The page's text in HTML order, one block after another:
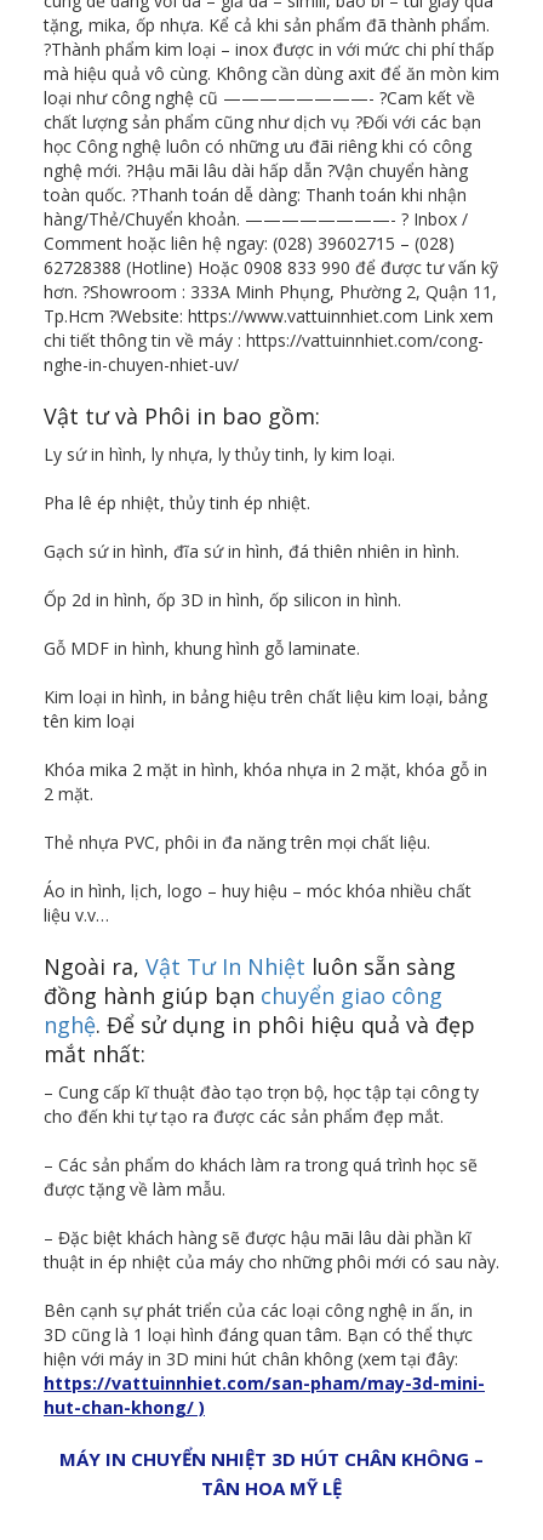
tặng, mika, ốp nhựa. Kể cả khi sản phẩm đã thành phẩm.
?Thành phẩm kim loại – inox được in với mức chi phí thấp
mà hiệu quả vô cùng. Không cần dùng axit để ăn mòn kim
loại như công nghệ cũ ————————- ?Cam kết về
chất lượng sản phẩm cũng như dịch vụ ?Đối với các bạn
học Công nghệ luôn có những ưu đãi riêng khi có công
nghệ mới. ?Hậu mãi lâu dài hấp dẫn ?Vận chuyển hàng
toàn quốc. ?Thanh toán dễ dàng: Thanh toán khi nhận
hàng/Thẻ/Chuyển khoản. ————————- ? Inbox /
Comment hoặc liên hệ ngay: (028) 39602715 – (028)
62728388 (Hotline) Hoặc 0908 833 990 để được tư vấn kỹ
hơn. ?Showroom : 333A Minh Phụng, Phường 2, Quận 11,
Tp.Hcm ?Website: https://www.vattuinnhiet.com Link xem
chi tiết thông tin về máy : https://vattuinnhiet.com/cong-
nghe-in-chuyen-nhiet-uv/
Vật tư và Phôi in bao gồm:
Ly sứ in hình, ly nhựa, ly thủy tinh, ly kim loại.
Pha lê ép nhiệt, thủy tinh ép nhiệt.
Gạch sứ in hình, đĩa sứ in hình, đá thiên nhiên in hình.
Ốp 2d in hình, ốp 3D in hình, ốp silicon in hình.
Gỗ MDF in hình, khung hình gỗ laminate.
Kim loại in hình, in bảng hiệu trên chất liệu kim loại, bảng
tên kim loại
Khóa mika 2 mặt in hình, khóa nhựa in 2 mặt, khóa gỗ in
2 mặt.
Thẻ nhựa PVC, phôi in đa năng trên mọi chất liệu.
Áo in hình, lịch, logo – huy hiệu – móc khóa nhiều chất
liệu v.v…
Ngoài ra, Vật Tư In Nhiệt luôn sẵn sàng
đồng hành giúp bạn chuyển giao công
nghệ. Để sử dụng in phôi hiệu quả và đẹp
mắt nhất:
– Cung cấp kĩ thuật đào tạo trọn bộ, học tập tại công ty
cho đến khi tự tạo ra được các sản phẩm đẹp mắt.
– Các sản phẩm do khách làm ra trong quá trình học sẽ
được tặng về làm mẫu.
– Đặc biệt khách hàng sẽ được hậu mãi lâu dài phần kĩ
thuật in ép nhiệt của máy cho những phôi mới có sau này.
Bên cạnh sự phát triển của các loại công nghệ in ấn, in
3D cũng là 1 loại hình đáng quan tâm. Bạn có thể thực
hiện với máy in 3D mini hút chân không (xem tại đây:
https://vattuinnhiet.com/san-pham/may-3d-mini-
hut-chan-khong/ )
MÁY IN CHUYỂN NHIỆT 3D HÚT CHÂN KHÔNG –
TÂN HOA MỸ LỆ